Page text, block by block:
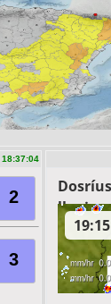
18:37:04
2
3